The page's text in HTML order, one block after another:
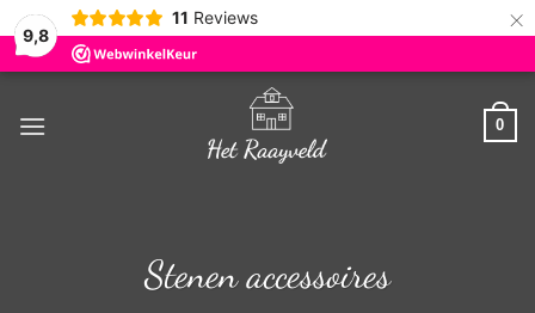
9,8
11 Reviews ×
naar
0
Stenen accessoires